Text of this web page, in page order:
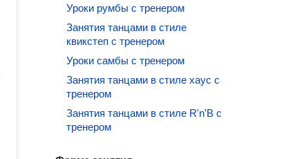
Уроки румбы с тренером
Занятия танцами в стиле
квикстеп с тренером
Уроки самбы с тренером
Занятия танцами в стиле хаус с
тренером
Занятия танцами в стиле R'n'B с
тренером